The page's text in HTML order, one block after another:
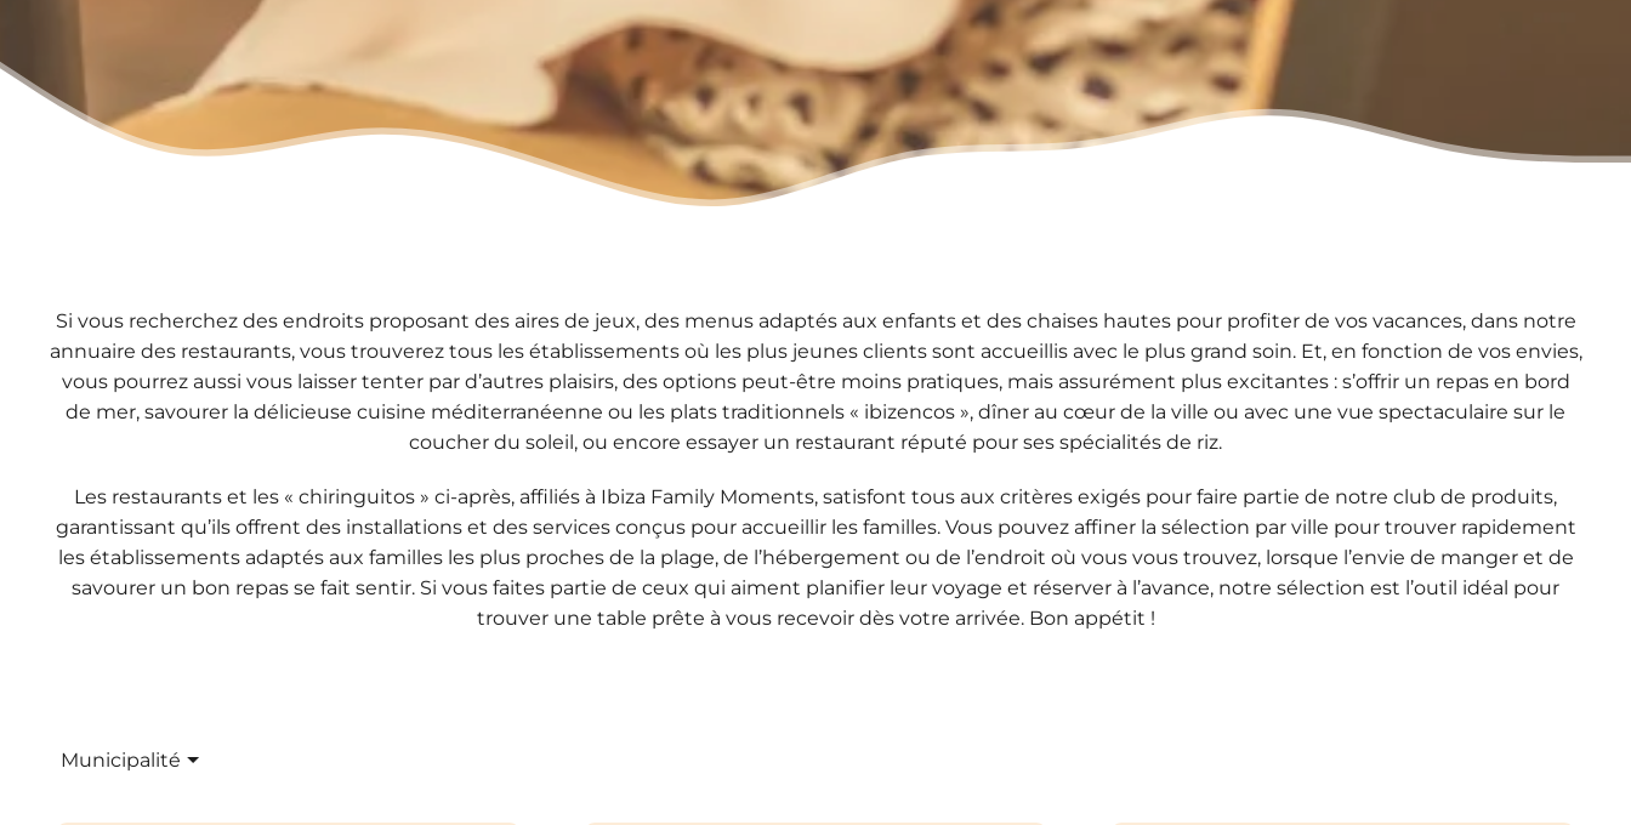
Si vous recherchez des endroits proposant des aires de jeux, des menus adaptés aux enfants et des chaises hautes pour profiter de vos vacances, dans notre
annuaire des restaurants, vous trouverez tous les établissements où les plus jeunes clients sont accueillis avec le plus grand soin. Et, en fonction de vos envies,
vous pourrez aussi vous laisser tenter par d’autres plaisirs, des options peut-être moins pratiques, mais assurément plus excitantes : s’offrir un repas en bord
de mer, savourer la délicieuse cuisine méditerranéenne ou les plats traditionnels « ibizencos », dîner au cœur de la ville ou avec une vue spectaculaire sur le
coucher du soleil, ou encore essayer un restaurant réputé pour ses spécialités de riz.
Les restaurants et les « chiringuitos » ci-après, affiliés à Ibiza Family Moments, satisfont tous aux critères exigés pour faire partie de notre club de produits,
garantissant qu’ils offrent des installations et des services conçus pour accueillir les familles. Vous pouvez affiner la sélection par ville pour trouver rapidement
les établissements adaptés aux familles les plus proches de la plage, de l’hébergement ou de l’endroit où vous vous trouvez, lorsque l’envie de manger et de
savourer un bon repas se fait sentir. Si vous faites partie de ceux qui aiment planifier leur voyage et réserver à l’avance, notre sélection est l’outil idéal pour
trouver une table prête à vous recevoir dès votre arrivée. Bon appétit !
Municipalité